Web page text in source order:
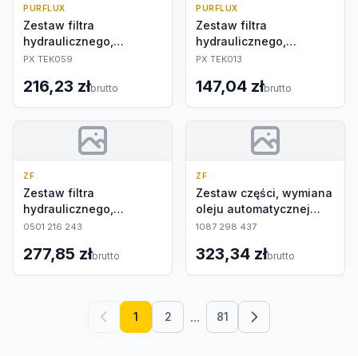
PURFLUX
Zestaw filtra
hydraulicznego,
automatyczna skrzynia
PX TEK059
216,23 złbrutto
PURFLUX
Zestaw filtra
hydraulicznego,
automatyczna skrzynia
PX TEK013
147,04 złbrutto
ZF
Zestaw filtra
hydraulicznego,
automatyczna skrzynia
0501 216 243
277,85 złbrutto
ZF
Zestaw części, wymiana
oleju automatycznej
skrzyni biegów
1087 298 437
323,34 złbrutto
1 2 ... 81